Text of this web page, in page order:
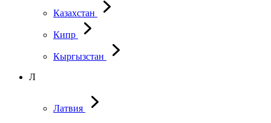
Казахстан
Кипр
Кыргызстан
Л
Латвия